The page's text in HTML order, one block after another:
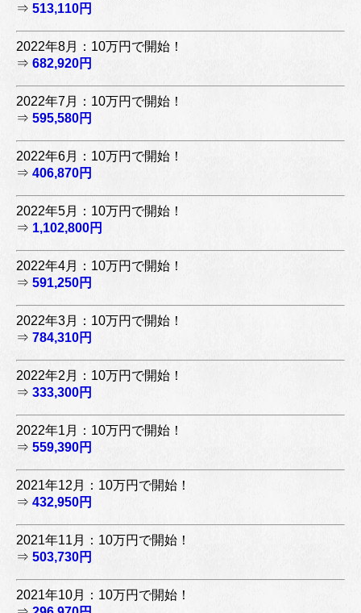
⇒ 513,110円
2022年8月：10万円で開始！
⇒ 682,920円
2022年7月：10万円で開始！
⇒ 595,580円
2022年6月：10万円で開始！
⇒ 406,870円
2022年5月：10万円で開始！
⇒ 1,102,800円
2022年4月：10万円で開始！
⇒ 591,250円
2022年3月：10万円で開始！
⇒ 784,310円
2022年2月：10万円で開始！
⇒ 333,300円
2022年1月：10万円で開始！
⇒ 559,390円
2021年12月：10万円で開始！
⇒ 432,950円
2021年11月：10万円で開始！
⇒ 503,730円
2021年10月：10万円で開始！